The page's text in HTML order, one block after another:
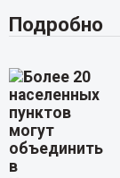
Подробно